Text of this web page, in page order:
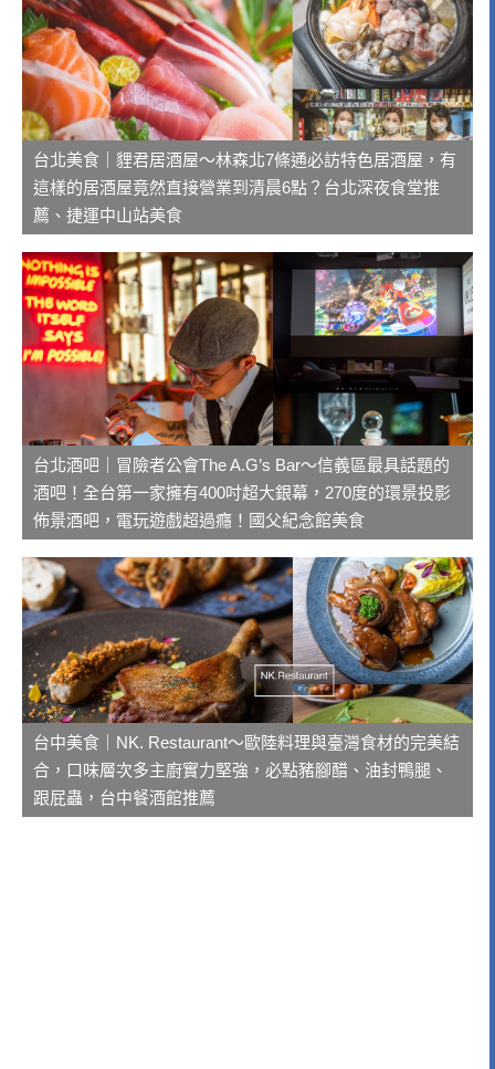
台北美食｜貍君居酒屋～林森北7條通必訪特色居酒屋，有
這樣的居酒屋竟然直接營業到清晨6點？台北深夜食堂推
薦、捷運中山站美食
台北酒吧｜冒險者公會The A.G’s Bar～信義區最具話題的
酒吧！全台第一家擁有400吋超大銀幕，270度的環景投影
佈景酒吧，電玩遊戲超過癮！國父紀念館美食
台中美食｜NK. Restaurant～歐陸料理與臺灣食材的完美結
合，口味層次多主廚實力堅強，必點豬腳醋、油封鴨腿、
跟屁蟲，台中餐酒館推薦